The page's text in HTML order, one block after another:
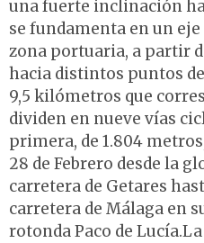
una fuerte inclinación
se fundamenta en un
zona portuaria, a partir
hacia distintos puntos
9,5 kilómetros que
dividen en nueve vías
primera, de 1.804
28 de Febrero desde la
carretera de Getares
carretera de Málaga en
rotonda Paco de